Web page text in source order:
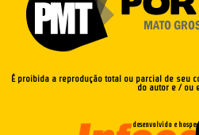
É proibida a reprodução total ou parcial de seu
do autor e / ou
desenvolvido e